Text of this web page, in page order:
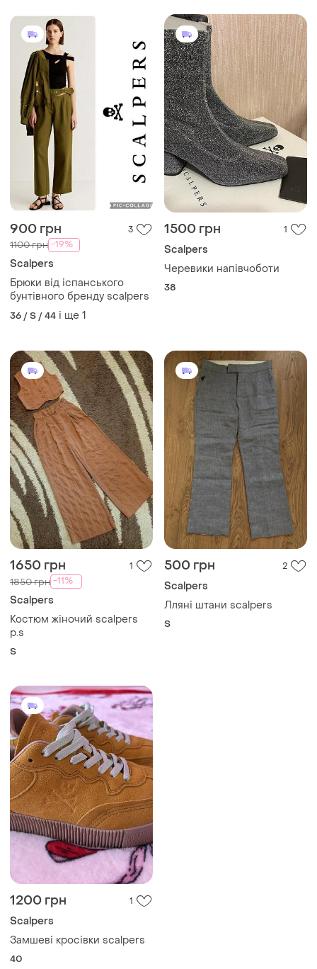
900 грн 3
1100 грн -19%
Scalpers
Брюки від іспанського
бунтівного бренду scalpers
36 / S / 44 і ще 1
1500 грн 1
Scalpers
Черевики напівчоботи
38
1650 грн 1
1850 грн -11%
Scalpers
Костюм жіночий scalpers
p.s
S
500 грн 2
Scalpers
Лляні штани scalpers
S
1200 грн 1
Scalpers
Замшеві кросівки scalpers
40